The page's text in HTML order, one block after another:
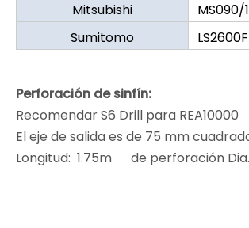
Mitsubishi
MS090/
Sumitomo
Perforación de sinfín:
Recomendar S6 Drill para REA10000
El eje de salida es de 75 mm
Longitud: 1.75m de perforación